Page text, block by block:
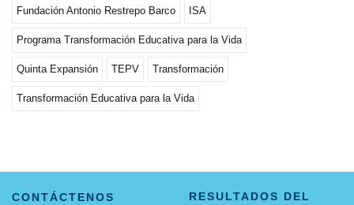
Fundación Antonio Restrepo Barco ISA
Programa Transformación Educativa para la Vida
Quinta Expansión TEPV Transformación
Transformación Educativa para la Vida
CONTÁCTENOS
RESULTADOS DEL